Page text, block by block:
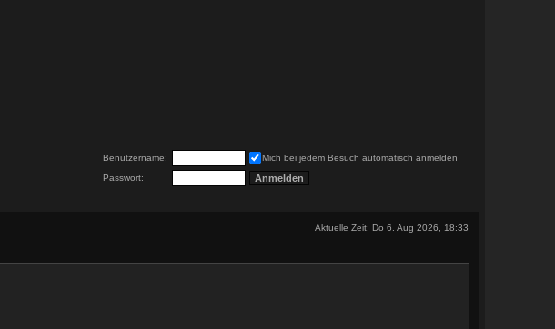
Benutzername:
Mich bei jedem Besuch automatisch anmelden
Passwort:
Aktuelle Zeit: Do 6. Aug 2026, 18:33